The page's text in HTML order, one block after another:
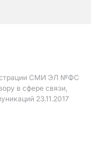
СМИ ЭЛ №ФС
в сфере связи,
23.11.2017